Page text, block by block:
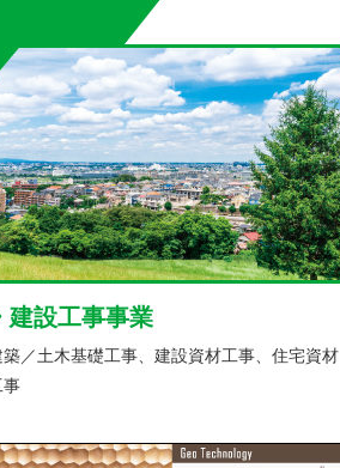
建設工事事業
築／土木基礎工事、建設資材工事、住宅資材
事